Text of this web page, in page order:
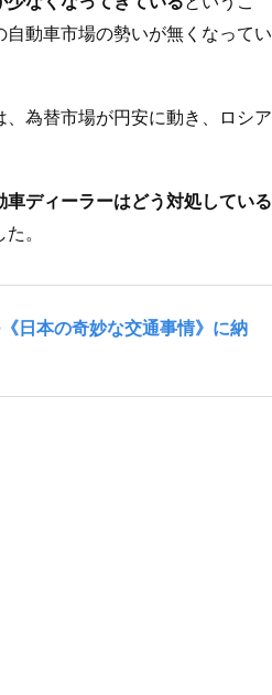
動車市場の勢いが無くなってい
為替市場が円安に動き、ロシア
車ディーラーはどう対処している
。